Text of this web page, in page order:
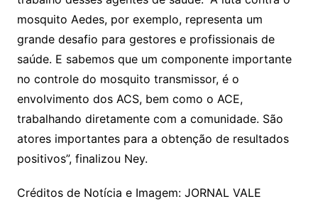
mosquito Aedes, por exemplo, representa um
grande desafio para gestores e profissionais de
saúde. E sabemos que um componente importante
no controle do mosquito transmissor, é o
envolvimento dos ACS, bem como o ACE,
trabalhando diretamente com a comunidade. São
atores importantes para a obtenção de resultados
positivos”, finalizou Ney.
Créditos de Notícia e Imagem: JORNAL VALE